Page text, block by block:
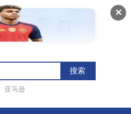
✕
亚马逊